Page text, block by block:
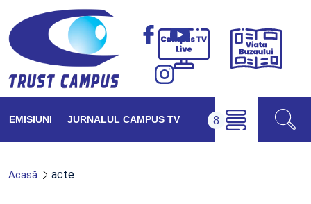
Campus
Viața
EMISIUNI JURNALUL CAMPUS TV
Acasă acte